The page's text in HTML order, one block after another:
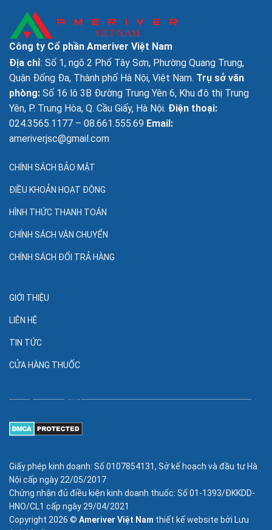
Công ty Cổ phần Ameriver Việt Nam
Địa chỉ: Số 1, ngõ 2 Phố Tây Sơn, Phường Quang Trung,
Quận Đống Đa, Thành phố Hà Nội, Việt Nam. Trụ sở văn
phòng: Số 16 lô 3B Đường Trung Yên 6, Khu đô thị Trung
Yên, P. Trung Hòa, Q. Cầu Giấy, Hà Nội. Điện thoại:
024.3565.1177 – 08.661.555.69 Email:
ameriverjsc@gmail.com
CHÍNH SÁCH BẢO MẬT
ĐIỀU KHOẢN HOẠT ĐỘNG
HÌNH THỨC THANH TOÁN
CHÍNH SÁCH VẬN CHUYỂN
CHÍNH SÁCH ĐỔI TRẢ HÀNG
GIỚI THIỆU
LIÊN HỆ
TIN TỨC
CỬA HÀNG THUỐC
Giấy phép kinh doanh: Số 0107854131, Sở kế hoạch và đầu tư Hà
Nội cấp ngày 22/05/2017
Chứng nhận đủ điều kiện kinh doanh thuốc: Số 01-1393/ĐKKDD-
HNO/CL1 cấp ngày 29/04/2021
Copyright 2026 © Ameriver Việt Nam thiết kế website bởi Lưu